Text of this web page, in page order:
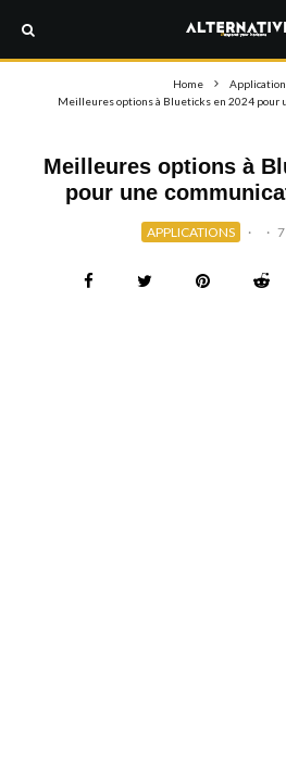
Home
Meilleures options à Blueticks en 2024 pour
Meilleures options à
pour une
APPLICATIONS · ·